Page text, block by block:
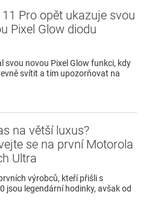
11 Pro opět ukazuje svou
Pixel Glow diodu
svou novou Pixel Glow funkci, kdy
svítit a tím upozorňovat na
na větší luxus?
se na první Motorola
Ultra
výrobců, kteří přišli s
jsou legendární hodinky, avšak od